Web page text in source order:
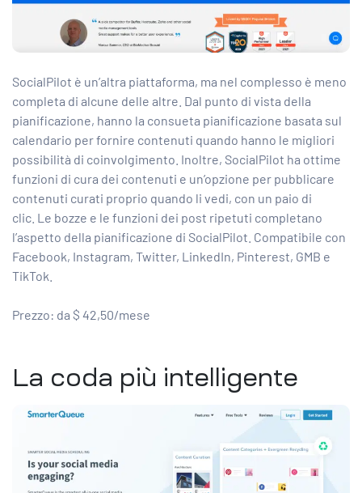
SocialPilot è un’altra piattaforma, ma nel complesso è meno
completa di alcune delle altre. Dal punto di vista della
pianificazione, hanno la consueta pianificazione basata sul
calendario per fornire contenuti quando hanno le migliori
possibilità di coinvolgimento. Inoltre, SocialPilot ha ottime
funzioni di cura dei contenuti e un’opzione per pubblicare
contenuti curati proprio quando li vedi, con un paio di
clic. Le bozze e le funzioni dei post ripetuti completano
l’aspetto della pianificazione di SocialPilot. Compatibile con
Facebook, Instagram, Twitter, LinkedIn, Pinterest, GMB e
TikTok.
Prezzo: da $ 42,50/mese
La coda più intelligente